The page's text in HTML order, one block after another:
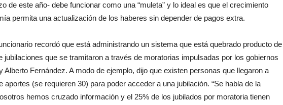
de este año- debe funcionar como una “muleta” y lo ideal es que el crecimiento
permita una actualización de los haberes sin depender de pagos extra.
recordó que está administrando un sistema que está quebrado producto de
jubilaciones que se tramitaron a través de moratorias impulsadas por los gobiernos
Alberto Fernández. A modo de ejemplo, dijo que existen personas que llegaron a
aportes (se requieren 30) para poder acceder a una jubilación. “Se habla de la
hemos cruzado información y el 25% de los jubilados por moratoria tienen